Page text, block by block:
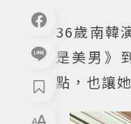
36歲南韓
是美男》
點，也讓